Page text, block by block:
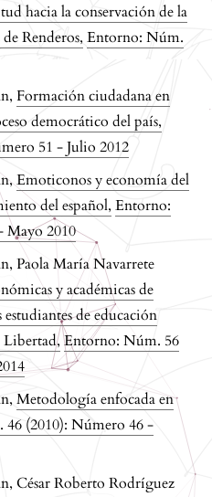
hacia la conservación de la
Renderos, Entorno: Núm.
Formación ciudadana en
democrático del país,
51 - Julio 2012
Emoticonos y economía del
del español, Entorno:
Mayo 2010
Paola María Navarrete
y académicas de
estudiantes de educación
Libertad,Entorno: Núm. 56
Metodología enfocada en
(2010): Número 46 -
César Roberto Rodríguez